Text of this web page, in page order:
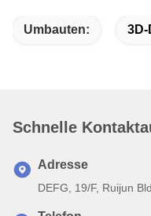
Umbauten:
Schnelle
Adresse
DEFG, 19/F, Ruijun